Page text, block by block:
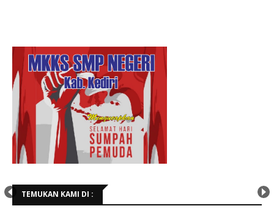
TEMUKAN KAMI DI :